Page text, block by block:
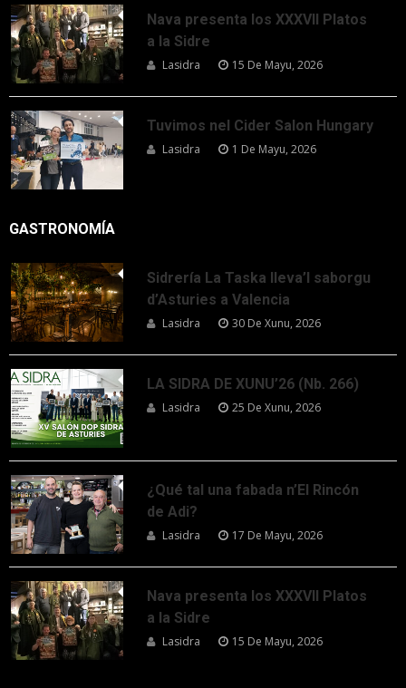
Nava presenta los XXXVII Platos
a la Sidre
Lasidra 15 De Mayu, 2026
Tuvimos nel Cider Salon Hungary
Lasidra 1 De Mayu, 2026
GASTRONOMÍA
Sidrería La Taska lleva’l saborgu
d’Asturies a Valencia
Lasidra 30 De Xunu, 2026
LA SIDRA DE XUNU’26 (Nb. 266)
Lasidra 25 De Xunu, 2026
¿Qué tal una fabada n’El Rincón
de Adi?
Lasidra 17 De Mayu, 2026
Nava presenta los XXXVII Platos
a la Sidre
Lasidra 15 De Mayu, 2026